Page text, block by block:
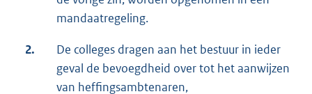
mandaatregeling.
2.
De colleges dragen aan het bestuur in ieder
geval de bevoegdheid over tot het aanwijzen
van heffingsambtenaren,